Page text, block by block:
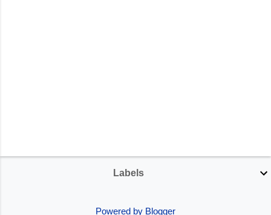
Labels
Powered by Blogger